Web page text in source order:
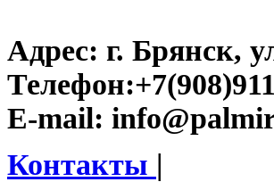
Адрес: г. Брянск,
Телефон:
E-mail:
Контакты |